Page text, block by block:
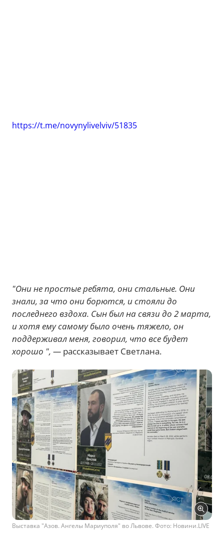
https://t.me/novynylivelviv/51835
"Они не простые ребята, они стальные. Они
знали, за что они борются, и стояли до
последнего вздоха. Сын был на связи до 2 марта,
и хотя ему самому было очень тяжело, он
поддерживал меня, говорил, что все будет
хорошо ", — рассказывает Светлана.
Выставка "Азов. Ангелы Мариуполя" во Львове. Фото: Новини.LIVE